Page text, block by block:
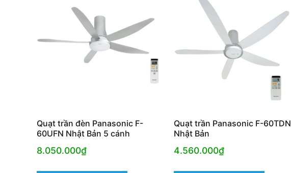
Quạt trần đèn Panasonic F-
60UFN Nhật Bản 5 cánh
8.050.000₫
Quạt trần Panasonic F-60TDN
Nhật Bản
4.560.000₫